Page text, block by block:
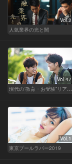
Vol.2
人気業界の光と闇
Vol.47
現代の“教育・お受験”リアルドキュメント
Vol.1
東京プールラバー2019